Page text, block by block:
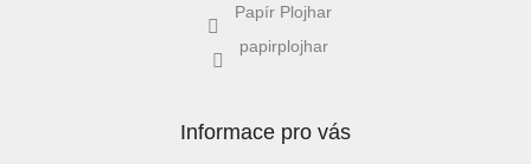
Papír Plojhar
papirplojhar
Informace pro vás